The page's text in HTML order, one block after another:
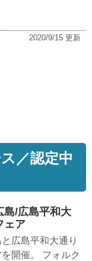
2020/9/15 更新
／認定中
島/広島平和大
ェア
広島平和大通り
開催。 フォルク